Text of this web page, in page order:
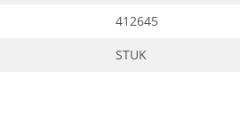
412645
STUK